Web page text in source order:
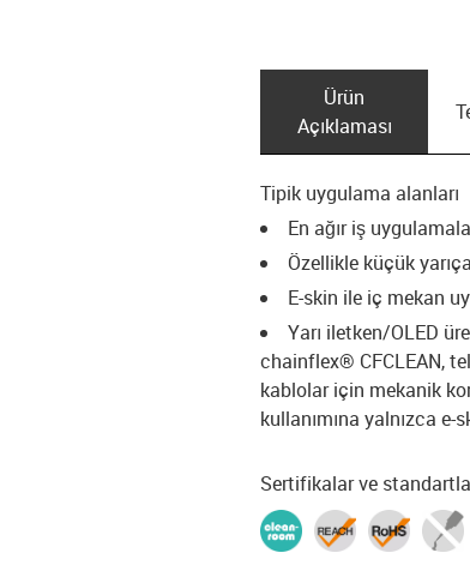
Ürün
Açıklaması
Tipik uygulama alanları
En ağır iş
Özellikle küçük
E-skin ile iç mekan
Yarı iletken/OLED
chainflex® CFCLEAN,
kablolar için mekanik
kullanımına yalnızca
Sertifikalar ve